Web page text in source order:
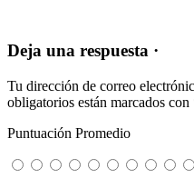
Deja una respuesta ·
Tu dirección de correo
obligatorios están marcados con
Puntuación Promedio